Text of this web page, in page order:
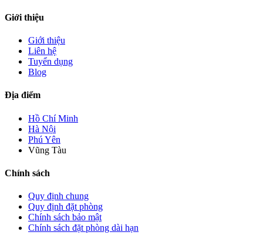
Giới thiệu
Giới thiệu
Liên hệ
Tuyển dụng
Blog
Địa điểm
Hồ Chí Minh
Hà Nội
Phú Yên
Vũng Tàu
Chính sách
Quy định chung
Quy định đặt phòng
Chính sách bảo mật
Chính sách đặt phòng dài hạn